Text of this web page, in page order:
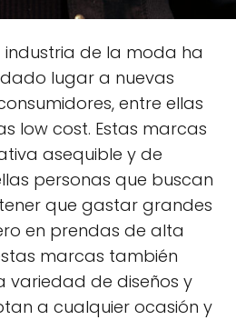
de la moda ha
lugar a nuevas
entre ellas
low cost. Estas marcas
asequible y de
personas que buscan
que gastar grandes
en prendas de alta
marcas también
variedad de diseños y
a cualquier ocasión y